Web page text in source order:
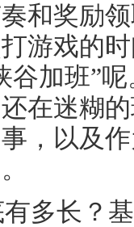
和奖励
游戏的
谷加班”
在迷糊
，以及
多长？